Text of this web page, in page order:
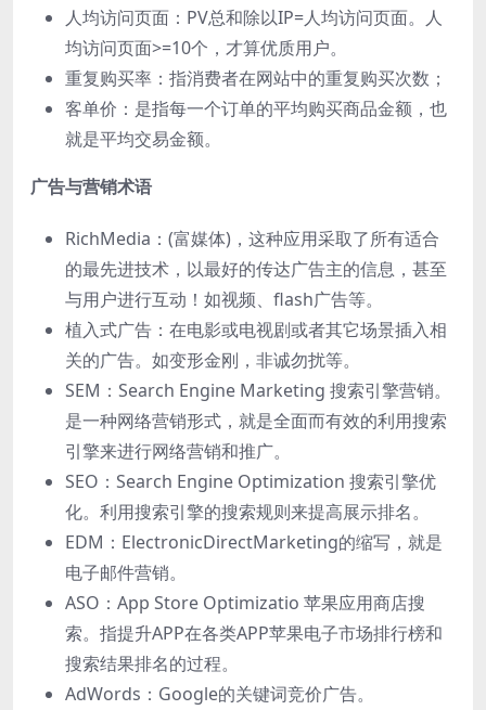
⼈均访问⻚⾯：PV总和除以IP=⼈均访问⻚⾯。⼈
均访问⻚⾯>=10个，才算优质⽤户。
重复购买率：指消费者在⽹站中的重复购买次数；
客单价：是指每⼀个订单的平均购买商品⾦额，也
就是平均交易⾦额。
⼴告与营销术语
RichMedia：(富媒体)，这种应⽤采取了所有适合
的最先进技术，以最好的传达⼴告主的信息，甚⾄
与⽤户进⾏互动！如视频、flash⼴告等。
植⼊式⼴告：在电影或电视剧或者其它场景插⼊相
关的⼴告。如变形⾦刚，⾮诚勿扰等。
SEM：Search Engine Marketing 搜索引擎营销。
是⼀种⽹络营销形式，就是全⾯⽽有效的利⽤搜索
引擎来进⾏⽹络营销和推⼴。
SEO：Search Engine Optimization 搜索引擎优
化。利⽤搜索引擎的搜索规则来提⾼展示排名。
EDM：ElectronicDirectMarketing的缩写，就是
电⼦邮件营销。
ASO：App Store Optimizatio 苹果应⽤商店搜
索。指提升APP在各类APP苹果电⼦市场排⾏榜和
搜索结果排名的过程。
AdWords：Google的关键词竞价⼴告。